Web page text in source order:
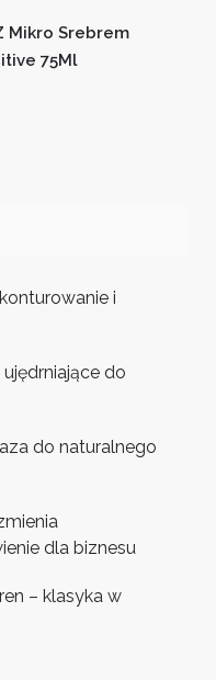
Mikro Srebrem
75Ml
i
do
do naturalnego
dla biznesu
– klasyka w